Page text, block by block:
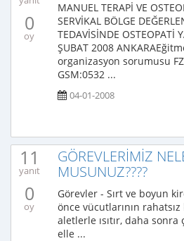
0
oy
MANUEL TERAPİ VE
SERVİKAL BÖLGE
TEDAVİSİNDE OSTEOPATİ
ŞUBAT 2008
organizasyon sorumusu
GSM:0532 ...
04-01-2008
11
yanıt
0
oy
GÖREVLERİMİZ
MUSUNUZ????
Görevler - Sırt ve boyun
önce vücutlarının
aletlerle ısıtır, daha
elle ...